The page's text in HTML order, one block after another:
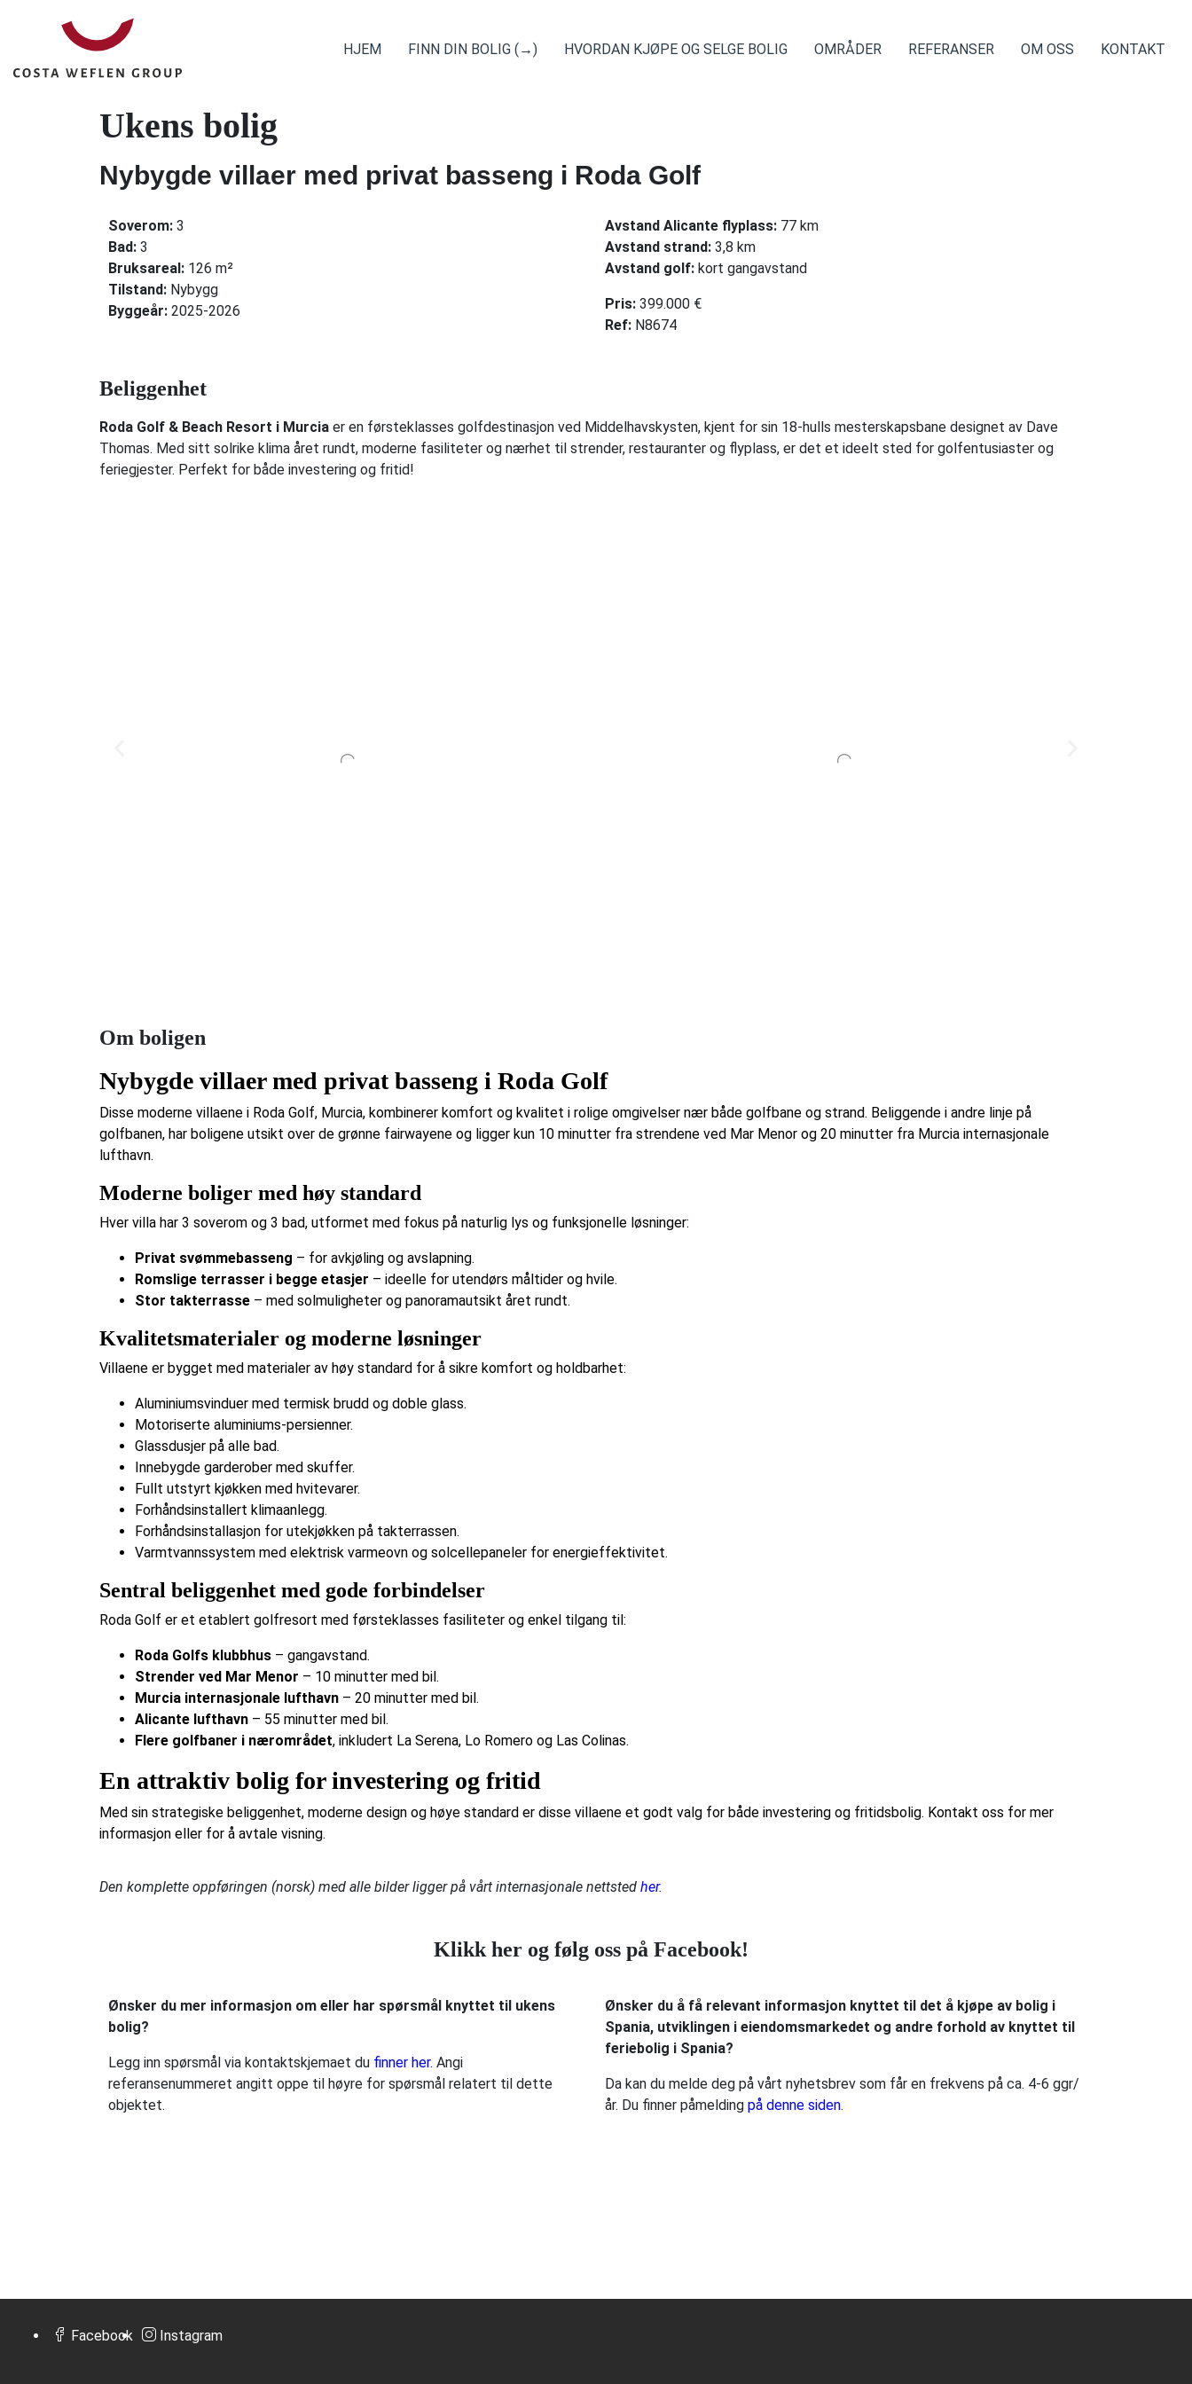
HJEM FINN DIN BOLIG (→) HVORDAN KJØPE OG SELGE BOLIG OMRÅDER REFERANSER OM OSS KONTAKT
Ukens bolig
Nybygde villaer med privat basseng i Roda Golf
Soverom: 3
Bad: 3
Bruksareal: 126 m²
Tilstand: Nybygg
Byggeår: 2025-2026
Avstand Alicante flyplass: 77 km
Avstand strand: 3,8 km
Avstand golf: kort gangavstand
Pris: 399.000 €
Ref: N8674
Beliggenhet
Roda Golf & Beach Resort i Murcia er en førsteklasses golfdestinasjon ved Middelhavskysten, kjent for sin 18-hulls mesterskapsbane designet av Dave
Thomas. Med sitt solrike klima året rundt, moderne fasiliteter og nærhet til strender, restauranter og flyplass, er det et ideelt sted for golfentusiaster og
feriegjester. Perfekt for både investering og fritid!
Om boligen
Nybygde villaer med privat basseng i Roda Golf
Disse moderne villaene i Roda Golf, Murcia, kombinerer komfort og kvalitet i rolige omgivelser nær både golfbane og strand. Beliggende i andre linje på
golfbanen, har boligene utsikt over de grønne fairwayene og ligger kun 10 minutter fra strendene ved Mar Menor og 20 minutter fra Murcia internasjonale
lufthavn.
Moderne boliger med høy standard
Hver villa har 3 soverom og 3 bad, utformet med fokus på naturlig lys og funksjonelle løsninger:
Privat svømmebasseng – for avkjøling og avslapning.
Romslige terrasser i begge etasjer – ideelle for utendørs måltider og hvile.
Stor takterrasse – med solmuligheter og panoramautsikt året rundt.
Kvalitetsmaterialer og moderne løsninger
Villaene er bygget med materialer av høy standard for å sikre komfort og holdbarhet:
Aluminiumsvinduer med termisk brudd og doble glass.
Motoriserte aluminiums-persienner.
Glassdusjer på alle bad.
Innebygde garderober med skuffer.
Fullt utstyrt kjøkken med hvitevarer.
Forhåndsinstallert klimaanlegg.
Forhåndsinstallasjon for utekjøkken på takterrassen.
Varmtvannssystem med elektrisk varmeovn og solcellepaneler for energieffektivitet.
Sentral beliggenhet med gode forbindelser
Roda Golf er et etablert golfresort med førsteklasses fasiliteter og enkel tilgang til:
Roda Golfs klubbhus – gangavstand.
Strender ved Mar Menor – 10 minutter med bil.
Murcia internasjonale lufthavn – 20 minutter med bil.
Alicante lufthavn – 55 minutter med bil.
Flere golfbaner i nærområdet, inkludert La Serena, Lo Romero og Las Colinas.
En attraktiv bolig for investering og fritid
Med sin strategiske beliggenhet, moderne design og høye standard er disse villaene et godt valg for både investering og fritidsbolig. Kontakt oss for mer
informasjon eller for å avtale visning.
Den komplette oppføringen (norsk) med alle bilder ligger på vårt internasjonale nettsted her.
Klikk her og følg oss på Facebook!
Ønsker du mer informasjon om eller har spørsmål knyttet til ukens
bolig?
Legg inn spørsmål via kontaktskjemaet du finner her. Angi
referansenummeret angitt oppe til høyre for spørsmål relatert til dette
objektet.
Ønsker du å få relevant informasjon knyttet til det å kjøpe av bolig i
Spania, utviklingen i eiendomsmarkedet og andre forhold av knyttet til
feriebolig i Spania?
Da kan du melde deg på vårt nyhetsbrev som får en frekvens på ca. 4-6 ggr/
år. Du finner påmelding på denne siden.
Facebook Instagram